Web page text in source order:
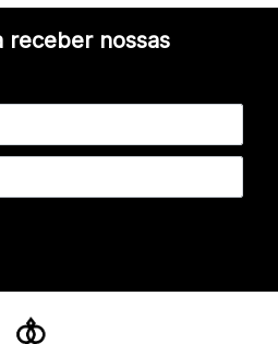
receber nossas